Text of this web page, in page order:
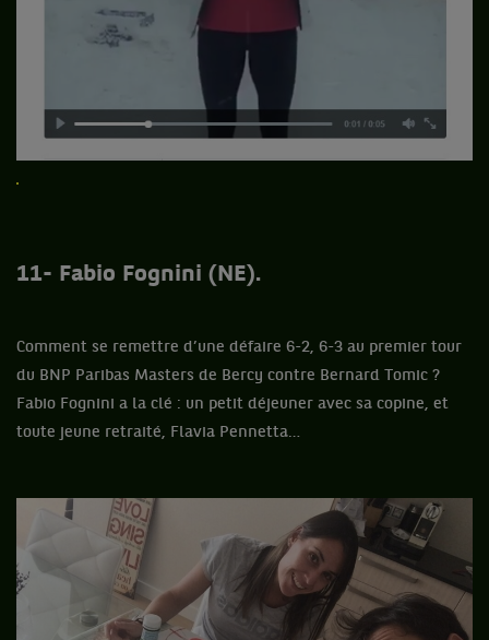
11- Fabio Fognini (NE).
Comment se remettre d’une défaire 6-2, 6-3 au premier tour
du BNP Paribas Masters de Bercy contre Bernard Tomic ?
Fabio Fognini a la clé : un petit déjeuner avec sa copine, et
toute jeune retraité, Flavia Pennetta…